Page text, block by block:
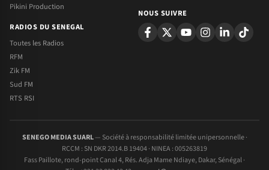
Pikini Production
RADIOS DU SENEGAL
Toutes les Radios
RFM
Zik FM
Sud FM
RTS RSI
NOUS SUIVRE
SENEGO MEDIA SUARL— Société à responsabilité limitée unipersonnelle ·
RCCM : SN DKR 2014.B 19404 · NINEA : 005263819
Fass Paillote, rond-point Canal 4, Rés. Adja Mame Ndiaye, Dakar, Sénégal ·